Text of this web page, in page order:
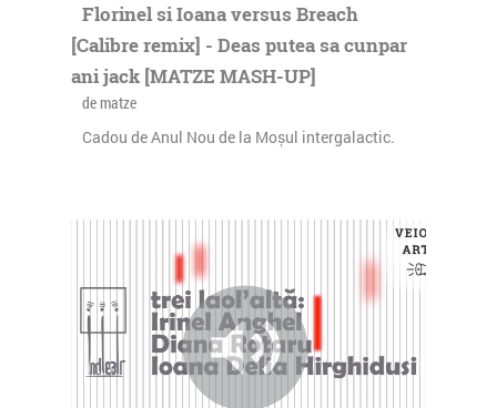
Florinel si Ioana versus Breach
[Calibre remix] - Deas putea sa cunpar
ani jack [MATZE MASH-UP]
de matze
Cadou de Anul Nou de la Moșul intergalactic.